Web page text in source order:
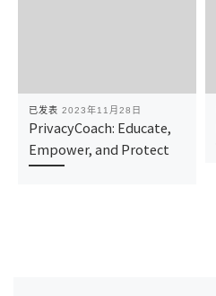
已发表 2023年11月28日
PrivacyCoach: Educate,
Empower, and Protect